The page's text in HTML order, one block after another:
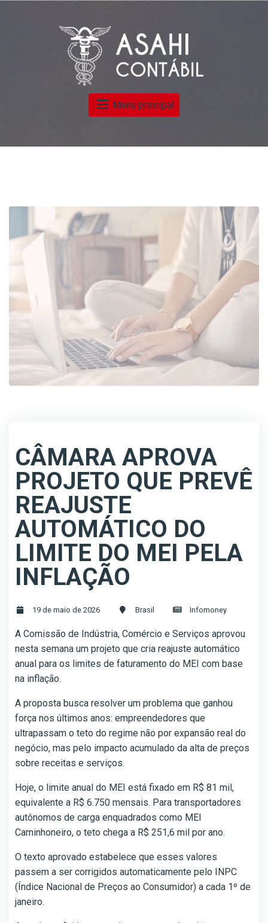
Menu principal
CÂMARA APROVA
PROJETO QUE PREVÊ
REAJUSTE
AUTOMÁTICO DO
LIMITE DO MEI PELA
INFLAÇÃO
19 de maio de 2026 Brasil Infomoney
A Comissão de Indústria, Comércio e Serviços aprovou
nesta semana um projeto que cria reajuste automático
anual para os limites de faturamento do MEI com base
na inflação.
A proposta busca resolver um problema que ganhou
força nos últimos anos: empreendedores que
ultrapassam o teto do regime não por expansão real do
negócio, mas pelo impacto acumulado da alta de preços
sobre receitas e serviços.
Hoje, o limite anual do MEI está fixado em R$ 81 mil,
equivalente a R$ 6.750 mensais. Para transportadores
autônomos de carga enquadrados como MEI
Caminhoneiro, o teto chega a R$ 251,6 mil por ano.
O texto aprovado estabelece que esses valores
passem a ser corrigidos automaticamente pelo INPC
(Índice Nacional de Preços ao Consumidor) a cada 1º de
janeiro.